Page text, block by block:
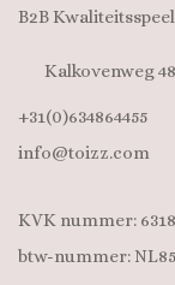
B2B
Kalkovenweg
+31(0)634864455
info@toizz.com
KVK nummer:
btw-nummer: